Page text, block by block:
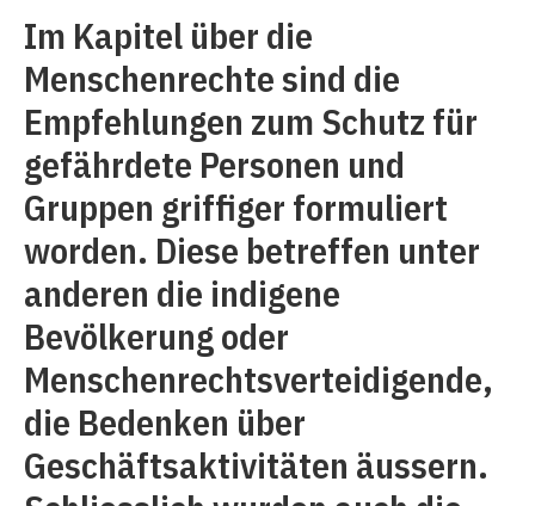
Im Kapitel über die
Menschenrechte sind die
Empfehlungen zum Schutz für
gefährdete Personen und
Gruppen griffiger formuliert
worden. Diese betreffen unter
anderen die indigene
Bevölkerung oder
Menschenrechtsverteidigende,
die Bedenken über
Geschäftsaktivitäten äussern.